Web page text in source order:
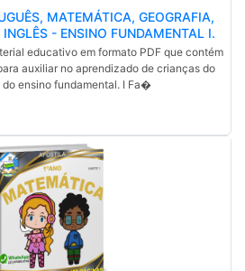
MATEMÁTICA, GEOGRAFIA,
- ENSINO FUNDAMENTAL I.
PÁGINAS. (MP)
educativo em formato PDF que contém
auxiliar no aprendizado de crianças do
do ensino fundamental. I Fa�